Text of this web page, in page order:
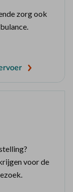
zorg ook
voor de